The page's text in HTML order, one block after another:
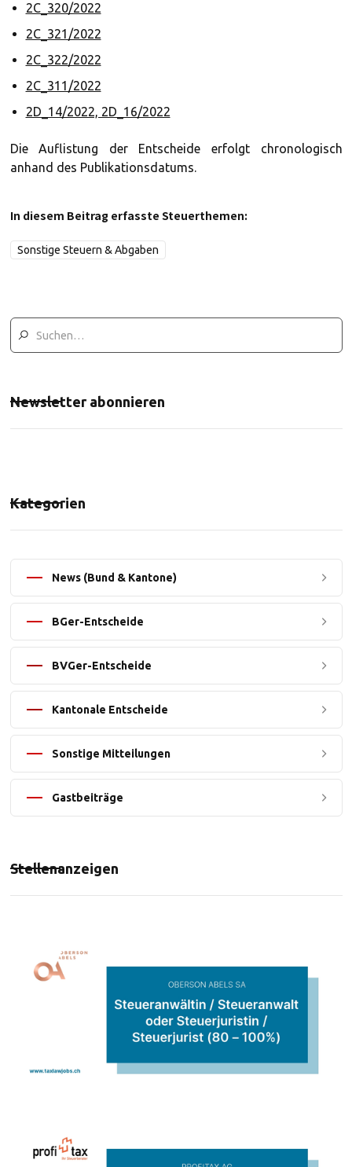
2C_320/2022
2C_321/2022
2C_322/2022
2C_311/2022
2D_14/2022, 2D_16/2022
Die Auflistung der Entscheide erfolgt chronologisch
anhand des Publikationsdatums.
In diesem Beitrag erfasste Steuerthemen:
Sonstige Steuern & Abgaben
Newsletter abonnieren
Kategorien
News (Bund & Kantone)
BGer-Entscheide
BVGer-Entscheide
Kantonale Entscheide
Sonstige Mitteilungen
Gastbeiträge
Stellenanzeigen